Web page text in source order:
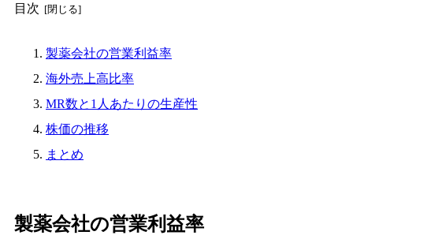
目次
製薬会社の営業利益率
海外売上高比率
MR数と1人あたりの生産性
株価の推移
まとめ
製薬会社の営業利益率